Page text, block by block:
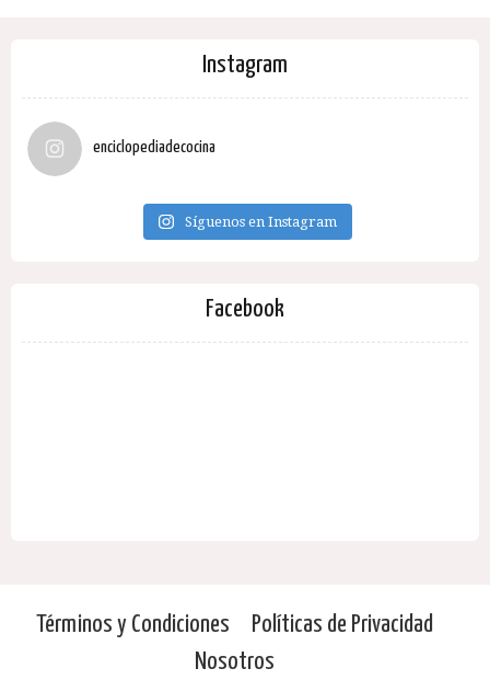
Instagram
enciclopediadecocina
Síguenos en Instagram
Facebook
Términos y Condiciones
Políticas de Privacidad
Nosotros